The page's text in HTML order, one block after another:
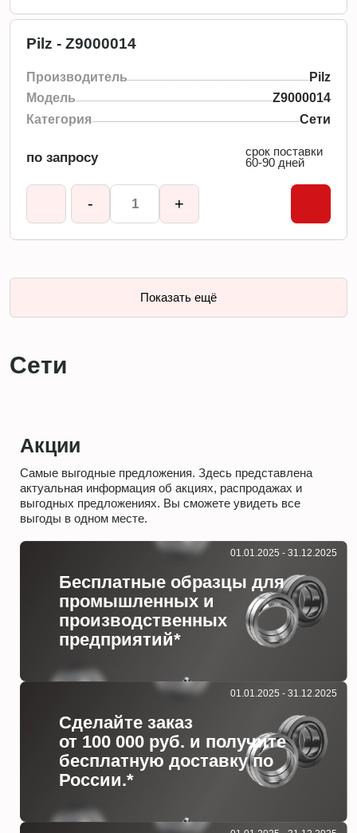
Pilz - Z9000014
Производитель
Pilz
Модель
Z9000014
Категория
Сети
по запросу
срок поставки
60-90 дней
- +
Показать ещё
Сети
Акции
Самые выгодные предложения. Здесь представлена
актуальная информация об акциях, распродажах и
выгодных предложениях. Вы сможете увидеть все
выгоды в одном месте.
Бесплатные образцы для
промышленных и
производственных
предприятий*
01.01.2025 - 31.12.2025
Сделайте заказ
от 100 000 руб. и получите
бесплатную доставку по
России.*
01.01.2025 - 31.12.2025